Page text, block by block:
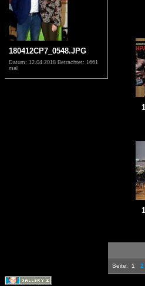
180412CP7_0548.JPG
Datum: 12.04.2018 Betrachtet: 1661
mal
Seite: 1 2